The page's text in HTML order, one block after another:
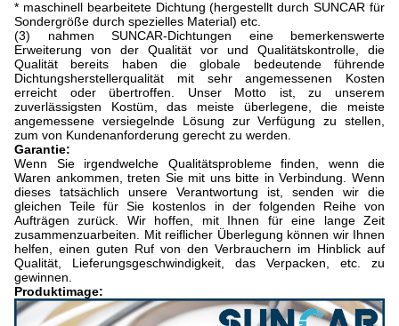
* maschinell bearbeitete Dichtung (hergestellt durch SUNCAR für
Sondergröße durch spezielles Material) etc.
(3) nahmen SUNCAR-Dichtungen eine bemerkenswerte
Erweiterung von der Qualität vor und Qualitätskontrolle, die
Qualität bereits haben die globale bedeutende führende
Dichtungsherstellerqualität mit sehr angemessenen Kosten
erreicht oder übertroffen. Unser Motto ist, zu unserem
zuverlässigsten Kostüm, das meiste überlegene, die meiste
angemessene versiegelnde Lösung zur Verfügung zu stellen,
zum von Kundenanforderung gerecht zu werden.
Garantie:
Wenn Sie irgendwelche Qualitätsprobleme finden, wenn die
Waren ankommen, treten Sie mit uns bitte in Verbindung. Wenn
dieses tatsächlich unsere Verantwortung ist, senden wir die
gleichen Teile für Sie kostenlos in der folgenden Reihe von
Aufträgen zurück. Wir hoffen, mit Ihnen für eine lange Zeit
zusammenzuarbeiten. Mit reiflicher Überlegung können wir Ihnen
helfen, einen guten Ruf von den Verbrauchern im Hinblick auf
Qualität, Lieferungsgeschwindigkeit, das Verpacken, etc. zu
gewinnen.
Produktimage: